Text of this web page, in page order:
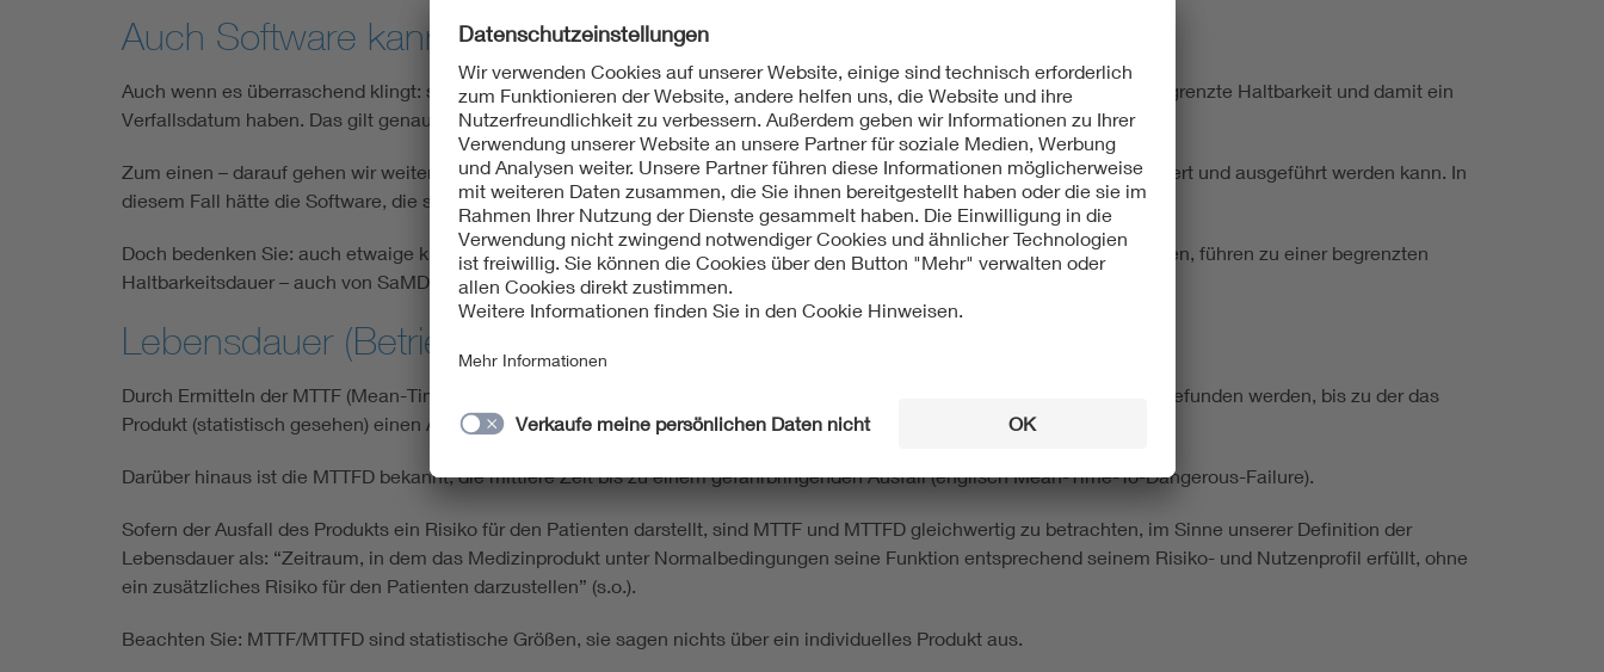
Auch Software kann ein „Verfallsdatum“ haben
Auch wenn es überraschend klingt: selbst „reine“ Software-Produkte (Software as Medical Device – SaMD) können eine begrenzte Haltbarkeit und damit ein
Verfallsdatum haben. Das gilt genauso für SiMD („Software in Medical Device“, also „Embedded Software“).
Zum einen – darauf gehen wir weiter unten ein – können äußere Faktoren dazu führen, dass die Software nicht mehr installiert und ausgeführt werden kann. In
diesem Fall hätte die Software, die sich im „Regal“ (Shelf) befindet ihr Verfallsdatum erreicht bzw. überschritten.
Doch bedenken Sie: auch etwaige kryptografische Zertifikate, die eine Gültigkeitsdauer und damit ein Verfallsdatum (!) haben, führen zu einer begrenzten
Haltbarkeitsdauer – auch von SaMD bzw. SiMD.
Lebensdauer (Betriebsdauer bis zum Ausfall)
Durch Ermitteln der MTTF (Mean-Time-To-Failure) im Rahmen einer Zuverlässigkeitsprüfung kann die mittlere Zeitspanne gefunden werden, bis zu der das
Produkt (statistisch gesehen) einen Ausfall zeigt. Sie wird deshalb auch als „mittlere Lebensdauer“ bezeichnet.
Darüber hinaus ist die MTTFD bekannt, die mittlere Zeit bis zu einem gefahrbringenden Ausfall (englisch Mean-Time-To-Dangerous-Failure).
Sofern der Ausfall des Produkts ein Risiko für den Patienten darstellt, sind MTTF und MTTFD gleichwertig zu betrachten, im Sinne unserer Definition der
Lebensdauer als: “Zeitraum, in dem das Medizinprodukt unter Normalbedingungen seine Funktion entsprechend seinem Risiko- und Nutzenprofil erfüllt, ohne
ein zusätzliches Risiko für den Patienten darzustellen” (s.o.).
Beachten Sie: MTTF/MTTFD sind statistische Größen, sie sagen nichts über ein individuelles Produkt aus.